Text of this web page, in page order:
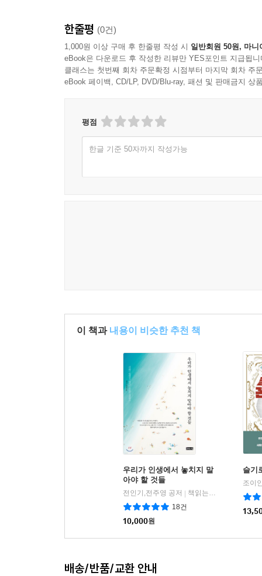
한줄평 (0건)
1,000원 이상 구매 후 한줄평 작성 시 일반회원 50원, 마니
eBook은 다운로드 후 작성한 리뷰만 YES포인트 지급됩니
클래스는 첫번째 회차 주문확정 시점부터 마지막 회차 주
eBook 페이백, CD/LP, DVD/Blu-ray, 패션 및 판매금지 상
평점
한글 기준 50자까지 작성가능
이 책과 내용이 비슷한 추천 책
우리가 인생에서 놓치지 말
아야 할 것들
전인기,전주영 공저 | 책읽는귀족
18건
10,000원
슬기
조이
배송/반품/교환 안내